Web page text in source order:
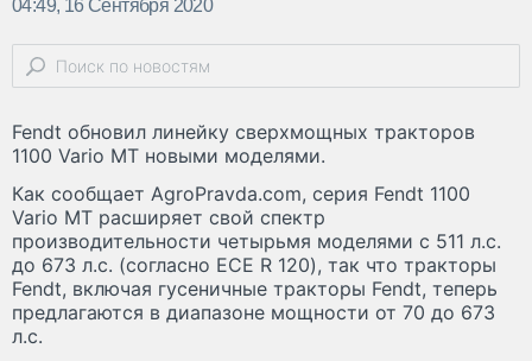
04:49, 16 Сентября 2020
Fendt обновил линейку сверхмощных тракторов
1100 Vario MT новыми моделями.
Как сообщает AgroPravda.com, серия Fendt 1100
Vario MT расширяет свой спектр
производительности четырьмя моделями с 511 л.с.
до 673 л.с. (согласно ECE R 120), так что тракторы
Fendt, включая гусеничные тракторы Fendt, теперь
предлагаются в диапазоне мощности от 70 до 673
л.с.